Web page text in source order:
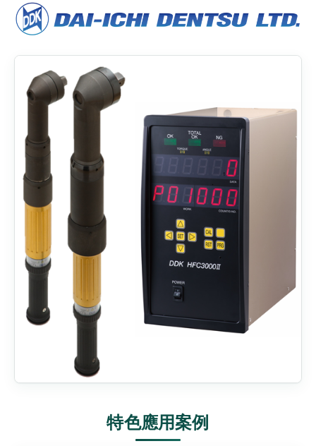
特色應用案例